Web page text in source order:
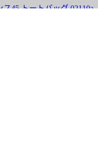
ートバッグ 02110a
ルトラヴァイオレット
ライム ゴールド